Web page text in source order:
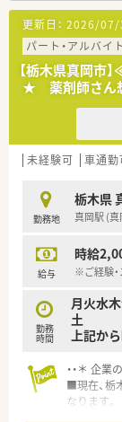
更新日： 2026/07/
パート・アルバイト
【栃木県真岡市
★ 薬剤師さん
未経験可 車通勤
勤務地
栃木県
真岡駅 (
給与
時給
※ご経験
勤務
時間
月火水
土 9：
上記か
・・＊ 企業
■現在、栃
なります。